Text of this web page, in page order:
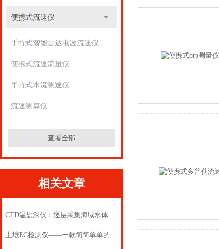
便携式流速仪
手持式智能雷达电波流速仪
便携式流速流量仪
手持式水流测速仪
流速测算仪
查看全部
相关文章
CTD温盐深仪：逐层采集海域水体环境参数，探寻水下生态分布变化规律
土壤EC检测仪——一款简简单单的土壤盐度计2025(万象推送)